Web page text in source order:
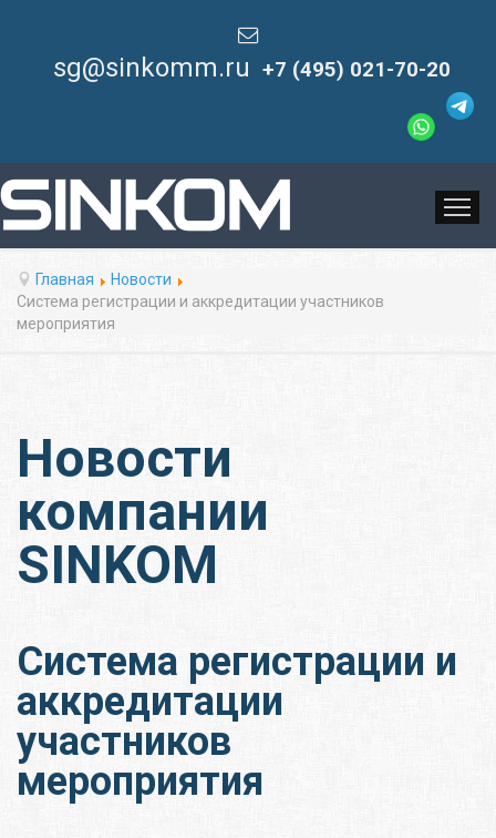
sg@sinkomm.ru +7 (495) 021-70-20
Главная
Новости
Система регистрации и аккредитации участников
мероприятия
Новости
компании
SINKOM
Система регистрации и
аккредитации
участников
мероприятия